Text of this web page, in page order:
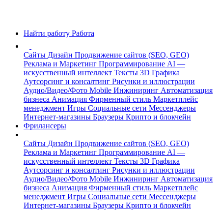
Найти работу Работа
Сайты Дизайн Продвижение сайтов (SEO, GEO)
Реклама и Маркетинг Программирование AI —
искусственный интеллект Тексты 3D Графика
Аутсорсинг и консалтинг Рисунки и иллюстрации
Аудио/Видео/Фото Mobile Инжиниринг Автоматизация
бизнеса Анимация Фирменный стиль Маркетплейс
менеджмент Игры Социальные сети Мессенджеры
Интернет-магазины Браузеры Крипто и блокчейн
Фрилансеры
Сайты Дизайн Продвижение сайтов (SEO, GEO)
Реклама и Маркетинг Программирование AI —
искусственный интеллект Тексты 3D Графика
Аутсорсинг и консалтинг Рисунки и иллюстрации
Аудио/Видео/Фото Mobile Инжиниринг Автоматизация
бизнеса Анимация Фирменный стиль Маркетплейс
менеджмент Игры Социальные сети Мессенджеры
Интернет-магазины Браузеры Крипто и блокчейн